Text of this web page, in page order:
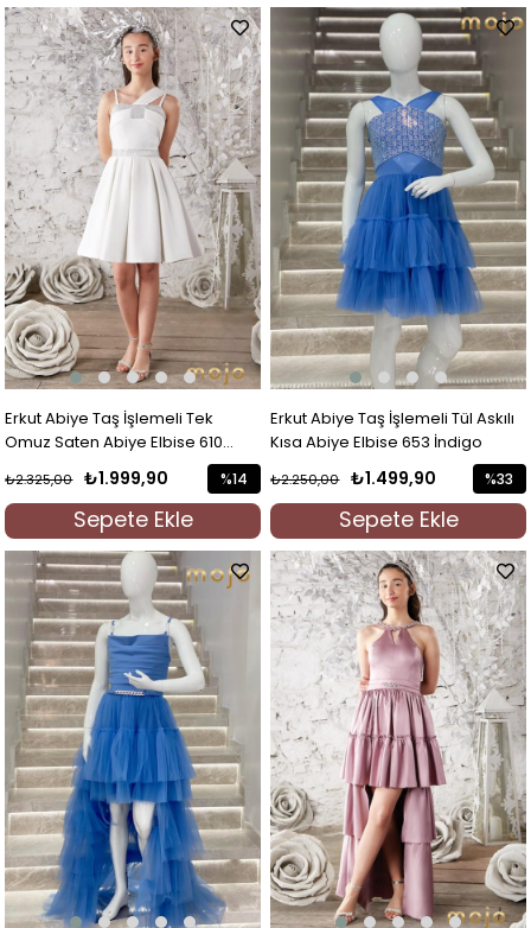
Erkut Abiye Taş İşlemeli Tek
Omuz Saten Abiye Elbise 610
₺1.999,90
₺2.325,00
Sepete Ekle
%14
İndirim
%14İndirim
Erkut Abiye Taş İşlemeli Tül Askılı
Kısa Abiye Elbise 653 İndigo
₺1.499,90
₺2.250,00
Sepete Ekle
%33
İndirim